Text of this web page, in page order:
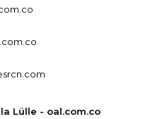
Lülle - oal.com.co